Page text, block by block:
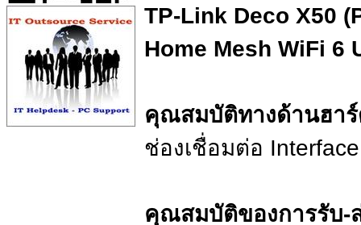
TP-Link Deco X50
Home Mesh WiFi 6
คุณสมบัติทางด้านฮาร์
ช่องเชื่อมต่อ
คุณสมบัติของการรับ